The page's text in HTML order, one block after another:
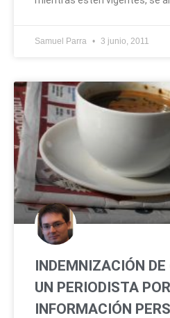
Samuel Parra 3 junio, 2011
INDEMNIZACIÓN
UN PERIODISTA
INFORMACIÓN